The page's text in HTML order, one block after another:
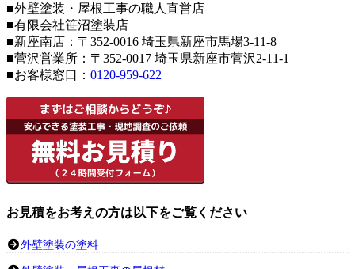
■外壁塗装・屋根工事の職人直営店
■有限会社笹沼塗装店
■新座南店：〒352-0016 埼玉県新座市馬場3-11-8
■菅沢営業所：〒352-0017 埼玉県新座市菅沢2-11-1
■お客様窓口： 0120-959-622
お見積をお考えの方は以下をご覧ください
外壁塗装の塗料